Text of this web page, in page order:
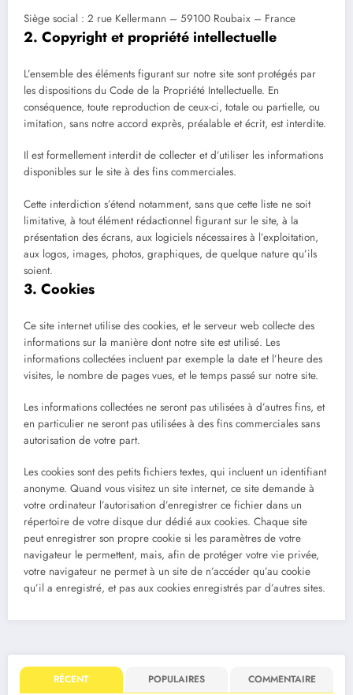
Siège social : 2 rue Kellermann – 59100 Roubaix – France
2. Copyright et propriété intellectuelle
L’ensemble des éléments figurant sur notre site sont protégés par
les dispositions du Code de la Propriété Intellectuelle. En
conséquence, toute reproduction de ceux-ci, totale ou partielle, ou
imitation, sans notre accord exprès, préalable et écrit, est interdite.
Il est formellement interdit de collecter et d’utiliser les informations
disponibles sur le site à des fins commerciales.
Cette interdiction s’étend notamment, sans que cette liste ne soit
limitative, à tout élément rédactionnel figurant sur le site, à la
présentation des écrans, aux logiciels nécessaires à l’exploitation,
aux logos, images, photos, graphiques, de quelque nature qu’ils
soient.
3. Cookies
Ce site internet utilise des cookies, et le serveur web collecte des
informations sur la manière dont notre site est utilisé. Les
informations collectées incluent par exemple la date et l’heure des
visites, le nombre de pages vues, et le temps passé sur notre site.
Les informations collectées ne seront pas utilisées à d’autres fins, et
en particulier ne seront pas utilisées à des fins commerciales sans
autorisation de votre part.
Les cookies sont des petits fichiers textes, qui incluent un identifiant
anonyme. Quand vous visitez un site internet, ce site demande à
votre ordinateur l’autorisation d’enregistrer ce fichier dans un
répertoire de votre disque dur dédié aux cookies. Chaque site
peut enregistrer son propre cookie si les paramètres de votre
navigateur le permettent, mais, afin de protéger votre vie privée,
votre navigateur ne permet à un site de n’accéder qu’au cookie
qu’il a enregistré, et pas aux cookies enregistrés par d’autres sites.
RÉCENT POPULAIRES COMMENTAIRE